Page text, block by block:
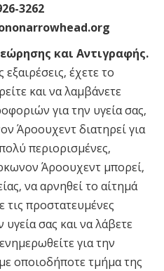
3262
και Αντιγραφής.
έχετε το
και να λαμβάνετε
για την υγεία σας,
Άροουχεντ διατηρεί για
περιορισμένες,
Άροουχεντ μπορεί,
να αρνηθεί το αίτημά
τις προστατευμένες
σας και να λάβετε
για την
οποιοδήποτε τμήμα της